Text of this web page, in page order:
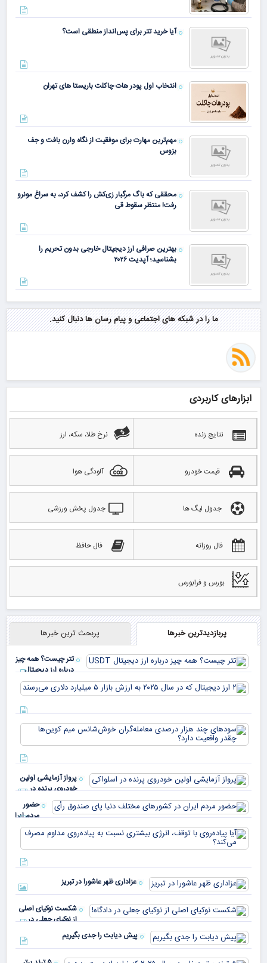
آیا خرید تتر برای پس‌انداز منطقی است؟
انتخاب اول پودر هات چاکلت باریستا های تهران
مهم‌ترین مهارت برای موفقیت از نگاه وارن بافت و جف
بزوس
محققی که باگ مرگبار زی‌کش را کشف کرد، به سراغ مونرو
رفت! منتظر سقوط قی
بهترین صرافی ارز دیجیتال خارجی بدون تحریم را
بشناسید؛ آپدیت ۲۰۲۶
ما را در شبکه های اجتماعی و پیام رسان ها دنبال کنید.
ابزارهای کاربردی
نتایج زنده نرخ طلا، سکه، ارز
قیمت خودرو آلودگی هوا
جدول لیگ ها جدول پخش ورزشی
فال روزانه فال حافظ
بورس و فرابورس
پربازدیدترین خبرها پربحث ترین خبرها
تتر چیست؟ همه چیز
درباره ارز دیجیتال
USDT
پرواز آزمایشی اولین
خودروی پرنده در
اسلواکی
حضور
مردم ایران
در
کشورهای
مختلف
دنیا پای
صندوق
عزاداری ظهر عاشورا در تبریز
شکست نوکیای اصلی
از نوکیای جعلی در
دادگاه!
پیش دیابت را جدی بگیریم